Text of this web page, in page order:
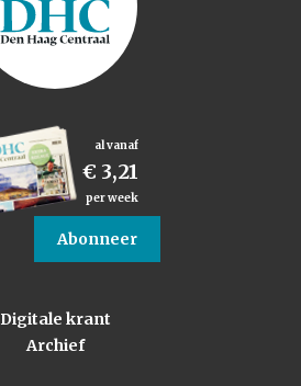
al vanaf
€ 3,21
per week
Abonneer
Digitale krant
Archief